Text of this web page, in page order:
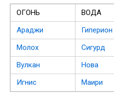
ОГОНЬ ВОДА
Араджи
Гиперион
Молох
Сигурд
Вулкан
Нова
Игнис
Маири